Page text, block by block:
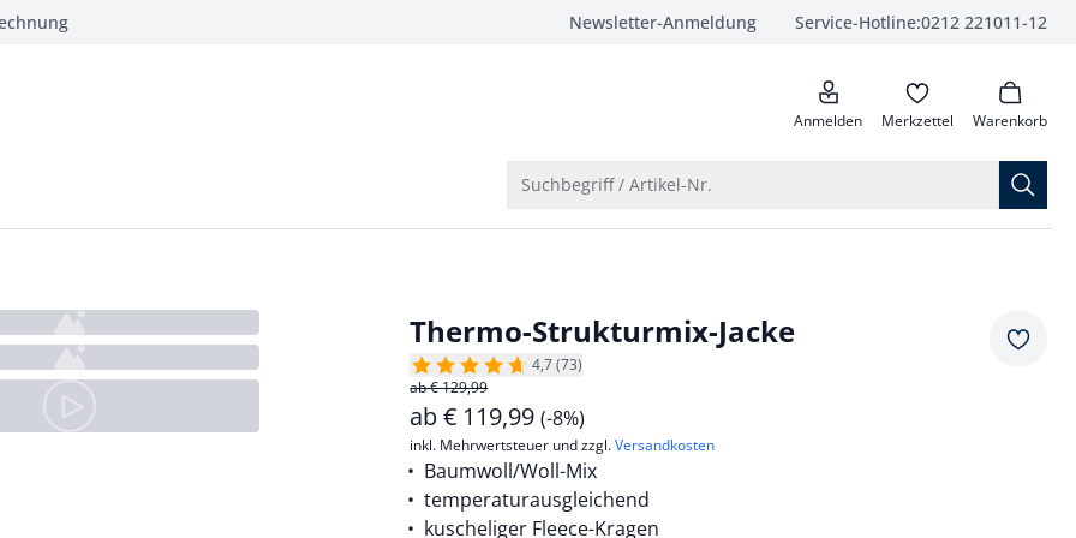
Newsletter-Anmeldung Service-Hotline:0212 221011-12
anrufen
Anmelden Merkzettel Warenkorb
Suchbegriff / Artikel-Nr.
Thermo-Strukturmix-Jacke
4,7 (73)
ab € 129,99
ab€ 119,99(-8%)
inkl. Mehrwertsteuer und zzgl.Versandkosten
Baumwoll/Woll-Mix
temperaturausgleichend
kuscheliger Fleece-Kragen